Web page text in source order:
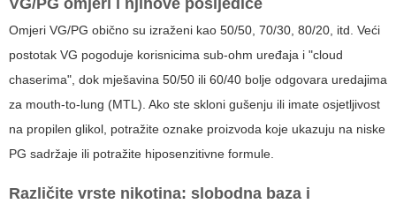
VG/PG omjeri i njihove posljedice
Omjeri VG/PG obično su izraženi kao 50/50, 70/30, 80/20, itd. Veći
postotak VG pogoduje korisnicima sub-ohm uređaja i "cloud
chaserima", dok mješavina 50/50 ili 60/40 bolje odgovara uredajima
za mouth-to-lung (MTL). Ako ste skloni gušenju ili imate osjetljivost
na propilen glikol, potražite oznake proizvoda koje ukazuju na niske
PG sadržaje ili potražite hiposenzitivne formule.
Različite vrste nikotina: slobodna baza i